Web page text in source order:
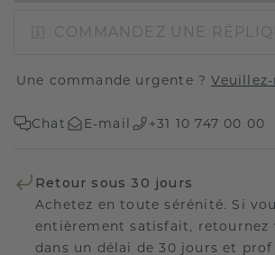
COMMANDEZ UNE
Une commande urgente ?
Chat E-mail +31 10 747 00 00
Retour sous 30 jours
Achetez en toute sérénité. Si
entièrement satisfait, retournez
dans un délai de 30 jours et